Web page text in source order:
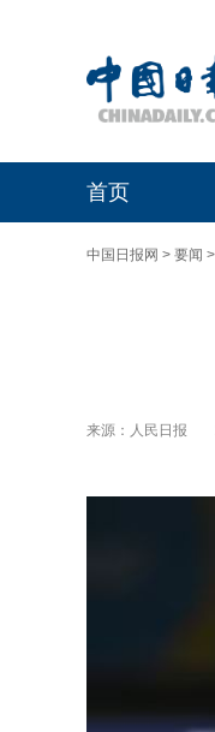
首页
中国日报网 > 要闻 >
来源：人民日报